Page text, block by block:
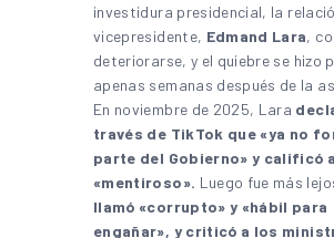
investidura presidencial, la
vicepresidente, Edmand Lara,
deteriorarse, y el quiebre se hizo
apenas semanas después de la
En noviembre de 2025, Lara
través de TikTok que «ya no
parte del Gobierno» y calificó
«mentiroso». Luego fue más
llamó «corrupto» y «hábil para
engañar», y criticó a los